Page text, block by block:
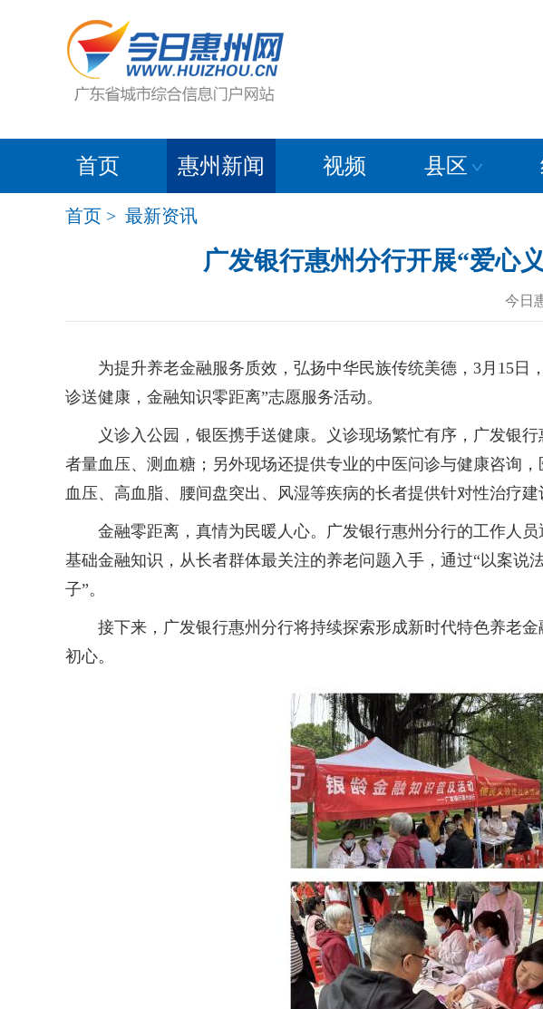
首页 惠州新闻 视频 县区
首页 > 最新资讯
广发银行惠州分行开展“爱心
今日
为提升养老金融服务质效，弘扬中华民族传统美德，3月15日
诊送健康，金融知识零距离”志愿服务活动。
义诊入公园，银医携手送健康。义诊现场繁忙有序，广发银行
者量血压、测血糖；另外现场还提供专业的中医问诊与健康咨询
血压、高血脂、腰间盘突出、风湿等疾病的长者提供针对性治疗建
金融零距离，真情为民暖人心。广发银行惠州分行的工作人员
基础金融知识，从长者群体最关注的养老问题入手，通过“以案说
子”。
接下来，广发银行惠州分行将持续探索形成新时代特色养老金
初心。